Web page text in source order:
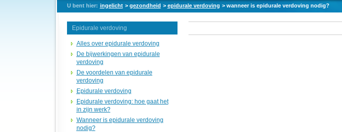
U bent hier: ingelicht > gezondheid > epidurale verdoving > wanneer is epidurale verdoving nodig?
Epidurale verdoving
Alles over epidurale verdoving
De bijwerkingen van epidurale
verdoving
De voordelen van epidurale
verdoving
Epidurale verdoving
Epidurale verdoving: hoe gaat het
in zijn werk?
Wanneer is epidurale verdoving
nodig?